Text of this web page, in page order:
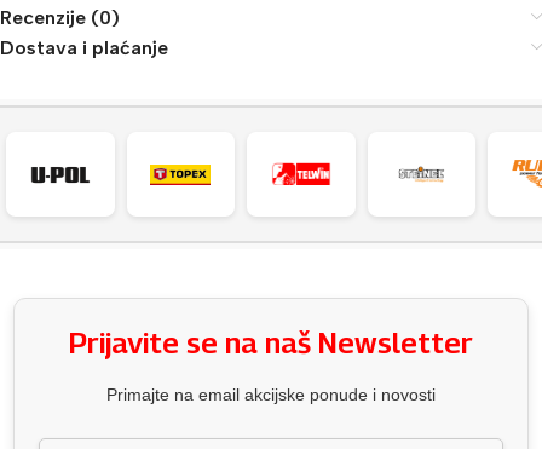
Recenzije (0)
Dostava i plaćanje
Prijavite se na naš Newsletter
Primajte na email akcijske ponude i novosti